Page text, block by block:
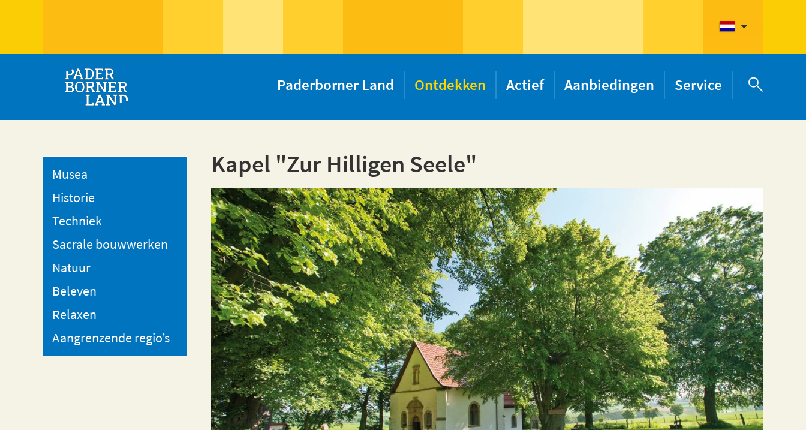

Paderborner Land Ontdekken Actief Aanbiedingen Service
Musea
Historie
Techniek
Sacrale bouwwerken
Natuur
Beleven
Relaxen
Aangrenzende regio’s
Kapel "Zur Hilligen Seele"